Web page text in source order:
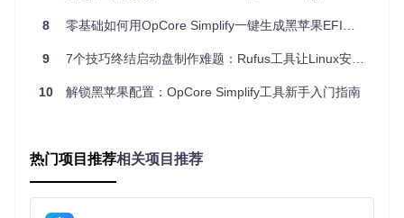
自动修复常见的ISO文件系统错误
件会提示确认，但误操作仍可能导致数据丢失。你的启动
为什么8GB优盘比16GB更适合制作启动盘？
这可能与你的直觉相悖，但实际测试表明，8GB容量的USB驱
动器在启动兼容性上表现更佳：
8 零基础如何用OpCore Simplify一键生成黑苹果EFI？告别复杂配置的终极指南
9 7个技巧终结启动盘制作难题：Rufus工具让Linux安装盘创建成功率提升90%
10 解锁黑苹果配置：OpCore Simplify工具新手入门指南
热门项目推荐相关项目推荐